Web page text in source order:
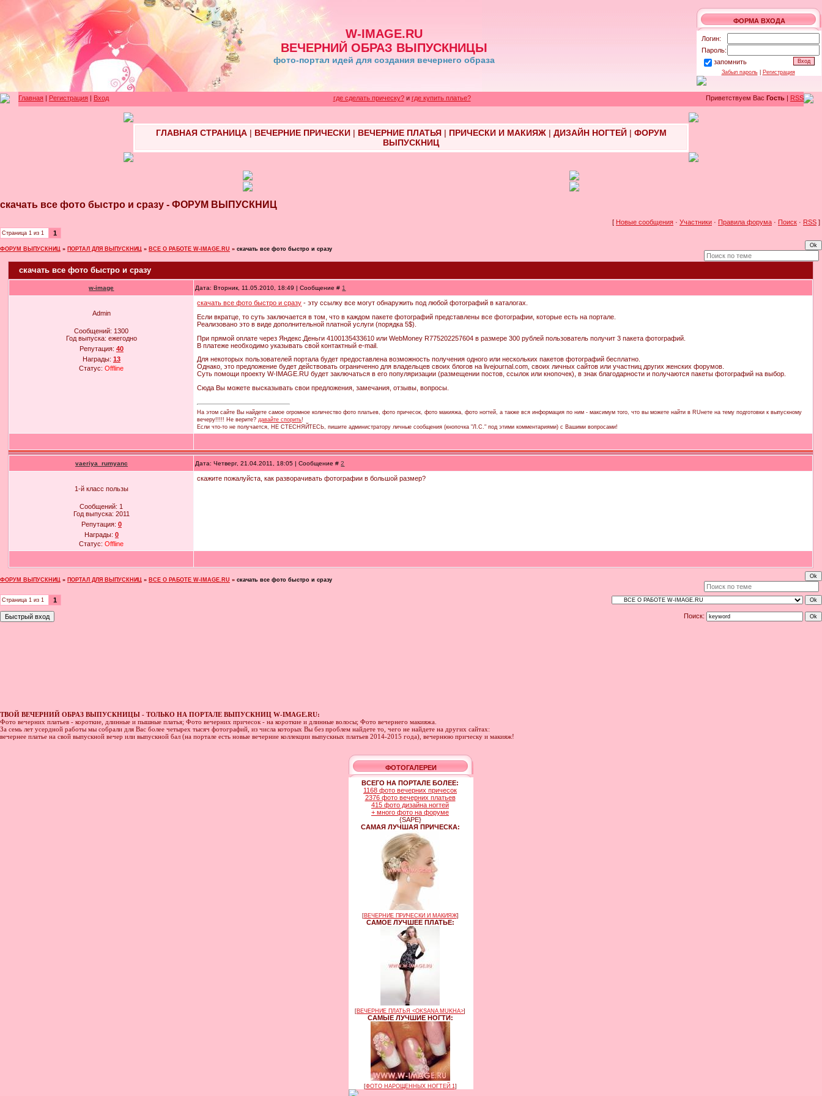
W-IMAGE.RU
ВЕЧЕРНИЙ ОБРАЗ ВЫПУСКНИЦЫ
фото-портал идей для создания вечернего образа
ФОРМА ВХОДА
Логин:
Пароль:
запомнить
Забыл пароль| Регистрация
Главная | Регистрация | Вход где сделать прическу?и где купить платье? Приветствуем Вас Гость | RSS
ГЛАВНАЯ СТРАНИЦА| ВЕЧЕРНИЕ ПРИЧЕСКИ| ВЕЧЕРНИЕ ПЛАТЬЯ| ПРИЧЕСКИ И МАКИЯЖ| ДИЗАЙН НОГТЕЙ| ФОРУМ
ВЫПУСКНИЦ
скачать все фото быстро и сразу - ФОРУМ ВЫПУСКНИЦ
[ Новые сообщения · Участники · Правила форума · Поиск · RSS ]
Страница 1 из 1 1
ФОРУМ ВЫПУСКНИЦ » ПОРТАЛ ДЛЯ ВЫПУСКНИЦ » ВСЕ О РАБОТЕ W-IMAGE.RU » скачать все фото быстро и сразу
скачать все фото быстро и сразу
w-image Дата: Вторник, 11.05.2010, 18:49 | Сообщение #1
Admin
Сообщений:1300
Год выпуска: ежегодно
Репутация: 40
Награды: 13
Статус:Offline
скачать все фото быстро и сразу - эту ссылку все могут обнаружить под любой фотографий в каталогах.
Если вкратце, то суть заключается в том, что в каждом пакете фотографий представлены все фотографии, которые есть на портале.
Реализовано это в виде дополнительной платной услуги (порядка 5$).
При прямой оплате через Яндекс.Деньги 4100135433610 или WebMoney R775202257604 в размере 300 рублей пользователь получит 3 пакета фотографий.
В платеже необходимо указывать свой контактный e-mail.
Для некоторых пользователей портала будет предоставлена возможность получения одного или нескольких пакетов фотографий бесплатно.
Однако, это предложение будет действовать ограниченно для владельцев своих блогов на livejournal.com, своих личных сайтов или участниц других женских форумов.
Суть помощи проекту W-IMAGE.RU будет заключаться в его популяризации (размещении постов, ссылок или кнопочек), в знак благодарности и получаются пакеты фотографий на выбор.
Сюда Вы можете высказывать свои предложения, замечания, отзывы, вопросы.
На этом сайте Вы найдете самое огромное количество фото платьев, фото причесок, фото макияжа, фото ногтей, а также вся информация по ним - максимум того, что вы можете найти в RUнете на тему подготовки к выпускному
вечеру!!!!! Не верите?давайте спорить!
Если что-то не получается, НЕ СТЕСНЯЙТЕСЬ, пишите администратору личные сообщения (кнопочка "Л.С." под этими комментариями) с Вашими вопросами!
vaeriya_rumyanc Дата: Четверг, 21.04.2011, 18:05 | Сообщение #2
1-й класс пользы
Сообщений:1
Год выпуска: 2011
Репутация: 0
Награды: 0
Статус:Offline
скажите пожалуйста, как разворачивать фотографии в большой размер?
ФОРУМ ВЫПУСКНИЦ » ПОРТАЛ ДЛЯ ВЫПУСКНИЦ » ВСЕ О РАБОТЕ W-IMAGE.RU » скачать все фото быстро и сразу
Страница 1 из 1 1
Поиск:
ТВОЙ ВЕЧЕРНИЙ ОБРАЗ ВЫПУСКНИЦЫ - ТОЛЬКО НА ПОРТАЛЕ ВЫПУСКНИЦ W-IMAGE.RU:
Фото вечерних платьев - короткие, длинные и пышные платья; Фото вечерних причесок - на короткие и длинные волосы; Фото вечернего макияжа.
За семь лет усердной работы мы собрали для Вас более четырех тысяч фотографий, из числа которых Вы без проблем найдете то, чего не найдете на других сайтах:
вечернее платье на свой выпускной вечер или выпускной бал (на портале есть новые вечерние коллекции выпускных платьев 2014-2015 года), вечернюю прическу и макияж!
ФОТОГАЛЕРЕИ
ВСЕГО НА ПОРТАЛЕ БОЛЕЕ:
1168 фото вечерних причесок
2376 фото вечерних платьев
415 фото дизайна ногтей
+ много фото на форуме
{SAPE}
САМАЯ ЛУЧШАЯ ПРИЧЕСКА:
[ВЕЧЕРНИЕ ПРИЧЕСКИ И МАКИЯЖ]
САМОЕ ЛУЧШЕЕ ПЛАТЬЕ:
[ВЕЧЕРНИЕ ПЛАТЬЯ <OKSANA MUKHA>]
САМЫЕ ЛУЧШИЕ НОГТИ:
[ФОТО НАРОЩЕННЫХ НОГТЕЙ 1]